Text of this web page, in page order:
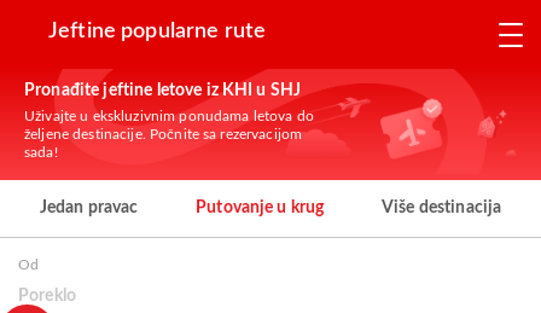
Jeftine popularne rute
Pronađite jeftine letove iz KHI u SHJ
Uživajte u ekskluzivnim ponudama letova do
željene destinacije. Počnite sa rezervacijom
sada!
Jedan pravac Putovanje u krug Više destinacija
Od
Poreklo